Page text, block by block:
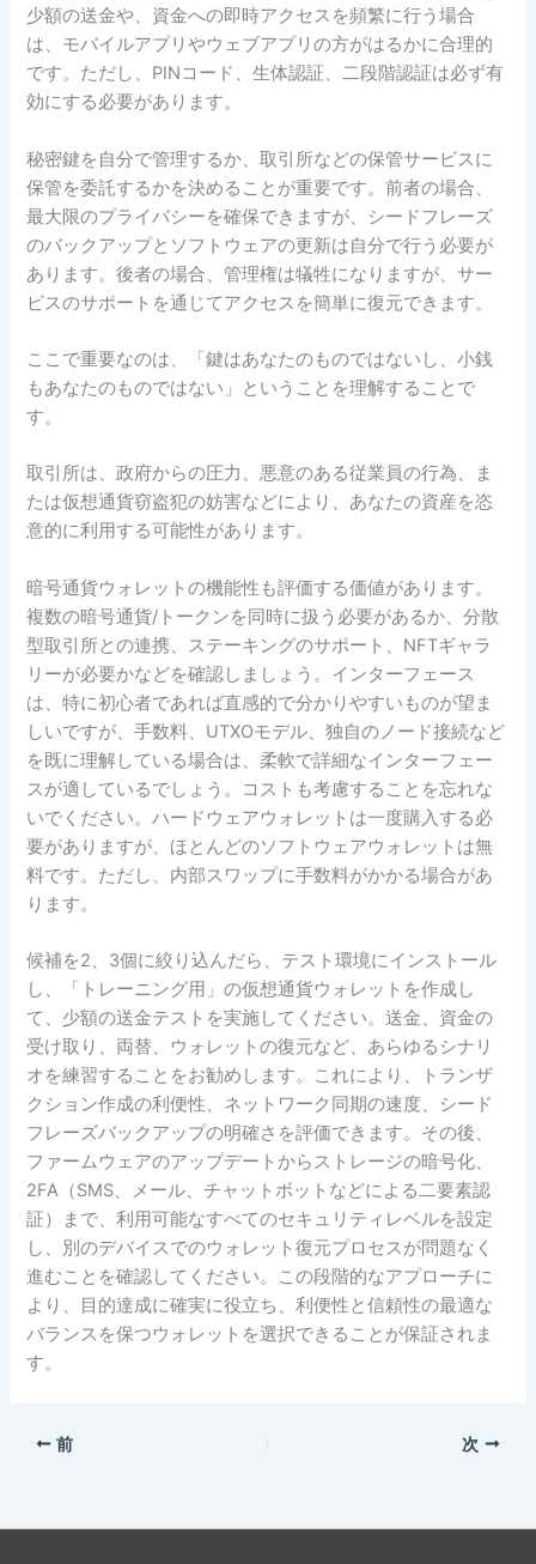
少額の送金や、資金への即時アクセスを頻繁に行う場合
は、モバイルアプリやウェブアプリの方がはるかに合理的
です。ただし、PINコード、生体認証、二段階認証は必ず有
効にする必要があります。
秘密鍵を自分で管理するか、取引所などの保管サービスに
保管を委託するかを決めることが重要です。前者の場合、
最大限のプライバシーを確​​保できますが、シードフレーズ
のバックアップとソフトウェアの更新は自分で行う必要が
あります。後者の場合、管理権は犠牲になりますが、サー
ビスのサポートを通じてアクセスを簡単に復元できます。
ここで重要なのは、「鍵はあなたのものではないし、小銭
もあなたのものではない」ということを理解することで
す。
取引所は、政府からの圧力、悪意のある従業員の行為、ま
たは仮想通貨窃盗犯の妨害などにより、あなたの資産を恣
意的に利用する可能性があります。
暗号通貨ウォレットの機能性も評価する価値があります。
複数の暗号通貨/トークンを同時に扱う必要があるか、分散
型取引所との連携、ステーキングのサポート、NFTギャラ
リーが必要かなどを確認しましょう。インターフェース
は、特に初心者であれば直感的で分かりやすいものが望ま
しいですが、手数料、UTXOモデル、独自のノード接続など
を既に理解している場合は、柔軟で詳細なインターフェー
スが適しているでしょう。コストも考慮することを忘れな
いでください。ハードウェアウォレットは一度購入する必
要がありますが、ほとんどのソフトウェアウォレットは無
料です。ただし、内部スワップに手数料がかかる場合があ
ります。
候補を2、3個に絞り込んだら、テスト環境にインストール
し、「トレーニング用」の仮想通貨ウォレットを作成し
て、少額の送金テストを実施してください。送金、資金の
受け取り、両替、ウォレットの復元など、あらゆるシナリ
オを練習することをお勧めします。これにより、トランザ
クション作成の利便性、ネットワーク同期の速度、シード
フレーズバックアップの明確さを評価できます。その後、
ファームウェアのアップデートからストレージの暗号化、
2FA（SMS、メール、チャットボットなどによる二要素認
証）まで、利用可能なすべてのセキュリティレベルを設定
し、別のデバイスでのウォレット復元プロセスが問題なく
進むことを確認してください。この段階的なアプローチに
より、目的達成に確実に役立ち、利便性と信頼性の最適な
バランスを保つウォレットを選択できることが保証されま
す。
前 次